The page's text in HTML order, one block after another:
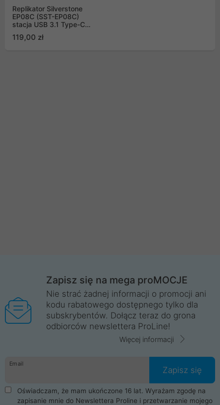
Replikator Silverstone
EP08C (SST-EP08C)
stacja USB 3.1 Type-C
USB Typ-C PD, DMI (DP
119,00 zł
Zapisz się na mega proMOCJE
Nie strać żadnej informacji o promocji ani
kodu rabatowego dostępnego tylko dla
subskrybentów. Dołącz teraz do grona
odbiorców newslettera ProLine!
Więcej informacji
Email
Zapisz się
Oświadczam, że mam ukończone 16 lat. Wyrażam zgodę na
zapisanie mnie do Newslettera Proline i przetwarzanie mojego